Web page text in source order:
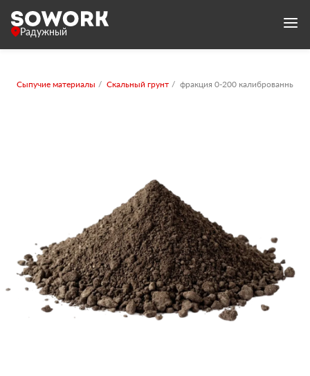
Радужный
Сыпучие материалы Скальный грунт фракция 0-200 калиброванный